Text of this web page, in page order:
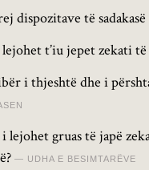
dispozitave të
t’iu jepet zekati të
i thjeshtë dhe i
lejohet gruas të japë
UDHA E BESIMTARËVE